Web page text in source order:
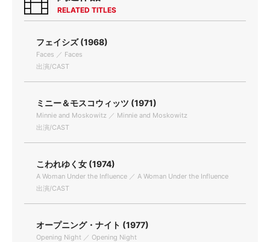
RELATED TITLES
フェイシズ (1968)
Faces ／ Faces
出演/CAST
ミニー＆モスコウィッツ (1971)
Minnie and Moskowitz ／ Minnie and Moskowitz
出演/CAST
こわれゆく女 (1974)
A Woman Under the Influence ／ A Woman Under the Influence
出演/CAST
オープニング・ナイト (1977)
Opening Night ／ Opening Night